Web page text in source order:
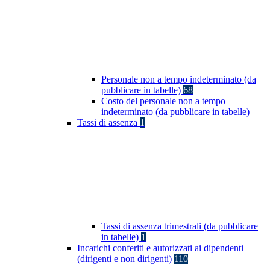
Personale non a tempo indeterminato (da
pubblicare in tabelle) 68
Costo del personale non a tempo
indeterminato (da pubblicare in tabelle)
Tassi di assenza 1
Tassi di assenza trimestrali (da pubblicare
in tabelle) 1
Incarichi conferiti e autorizzati ai dipendenti
(dirigenti e non dirigenti) 110